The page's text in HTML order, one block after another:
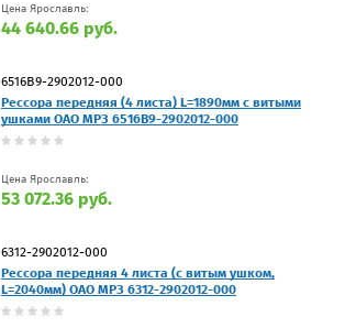
Цена Ярославль:
44 640.66 руб.
6516В9-2902012-000
Рессора передняя (4 листа) L=1890мм с витыми
ушками ОАО МРЗ 6516В9-2902012-000
Цена Ярославль:
53 072.36 руб.
6312-2902012-000
Рессора передняя 4 листа (с витым ушком,
L=2040мм) ОАО МРЗ 6312-2902012-000